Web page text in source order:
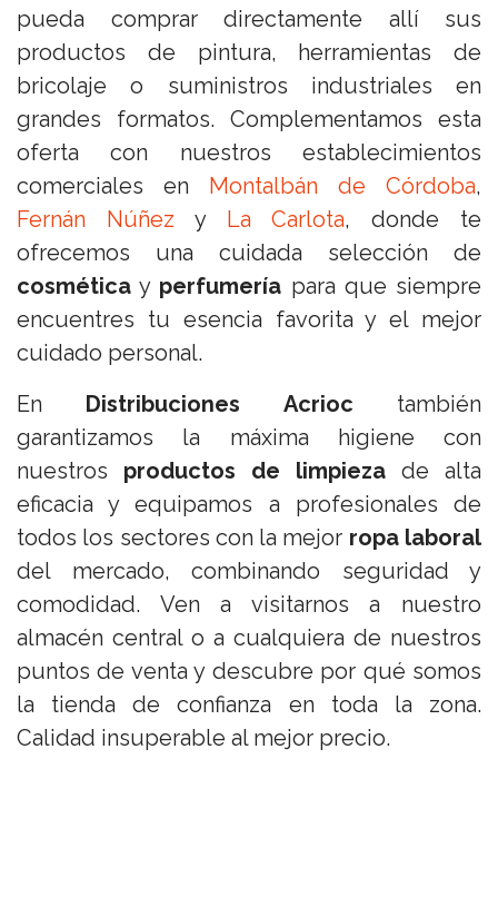
pueda comprar directamente allí sus
productos de pintura, herramientas de
bricolaje o suministros industriales en
grandes formatos. Complementamos esta
oferta con nuestros establecimientos
comerciales en Montalbán de Córdoba,
Fernán Núñez y La Carlota, donde te
ofrecemos una cuidada selección de
cosmética y perfumería para que siempre
encuentres tu esencia favorita y el mejor
cuidado personal.
En Distribuciones Acrioc también
garantizamos la máxima higiene con
nuestros productos de limpieza de alta
eficacia y equipamos a profesionales de
todos los sectores con la mejor ropa laboral
del mercado, combinando seguridad y
comodidad. Ven a visitarnos a nuestro
almacén central o a cualquiera de nuestros
puntos de venta y descubre por qué somos
la tienda de confianza en toda la zona.
Calidad insuperable al mejor precio.